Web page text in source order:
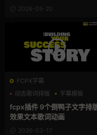
2026-05-20
FCPX字幕
动态歌词排版
字幕模板
支持Intel+M芯片
fcpx插件 9个倒鸭子文字排
效果文本歌词动画
2026-03-17